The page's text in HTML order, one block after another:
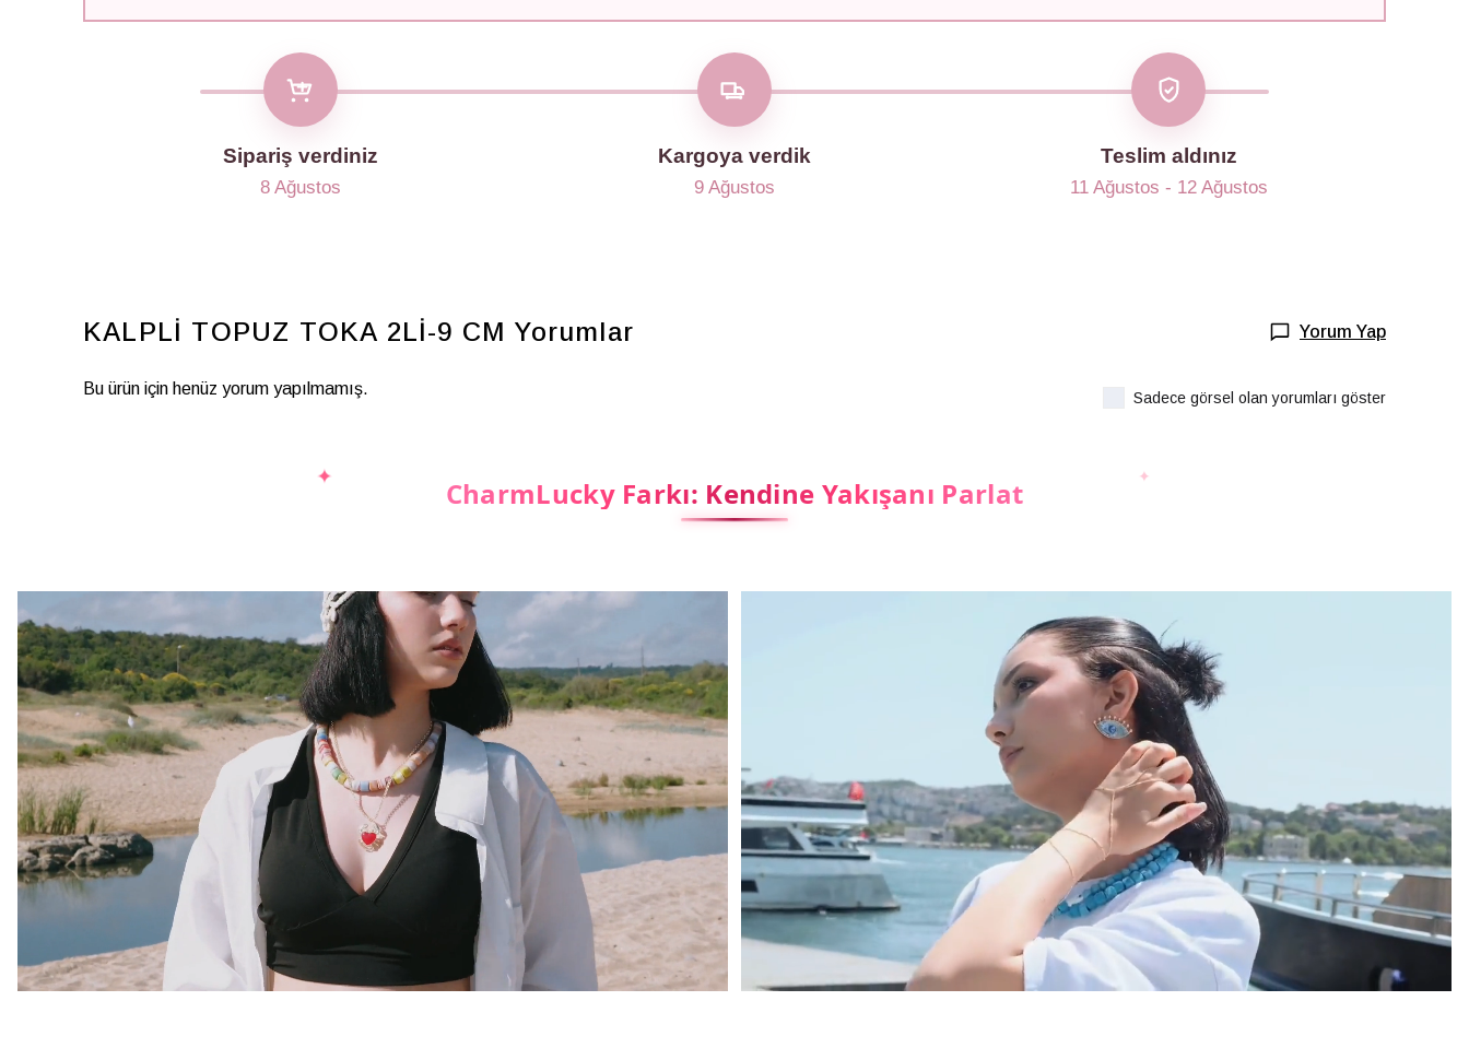
Sipariş verdiniz
8 Ağustos
Kargoya verdik
9 Ağustos
Teslim aldınız
11 Ağustos - 12 Ağustos
KALPLİ TOPUZ TOKA 2Lİ-9 CM Yorumlar Yorum Yap
Bu ürün için henüz yorum yapılmamış. Sadece görsel olan yorumları göster
CharmLucky Farkı: Kendine Yakışanı Parlat